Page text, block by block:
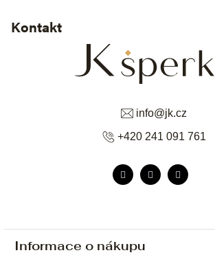
Informace o nákupu
Kontakt
info@jk.cz
+420 241 091 761